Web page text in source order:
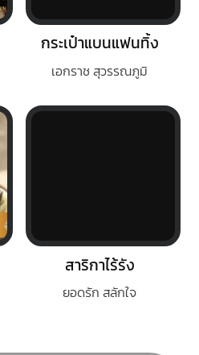
กระเป๋าแบนแฟนทิ้ง
เอกราช สุวรรณภูมิ
สาริกาไร้รัง
ยอดรัก สลักใจ